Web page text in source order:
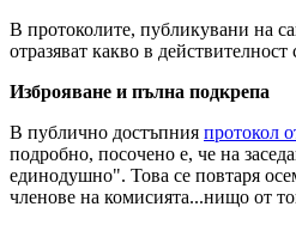
В протоколите, публикувани на
отразяват какво в
Изброяване и пълна подкрепа
В публично достъпния протокол
подробно, посочено е, че на
единодушно". Това се повтаря
членове на комисията...нищо от